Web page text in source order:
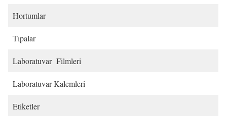
Hortumlar
Tıpalar
Laboratuvar Filmleri
Laboratuvar Kalemleri
Etiketler